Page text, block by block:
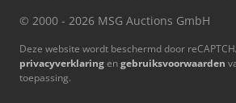
© 2000 - 2026 MSG Auctions GmbH
Deze website wordt beschermd door
privacyverklaringengebruiksvoorwaarden
toepassing.